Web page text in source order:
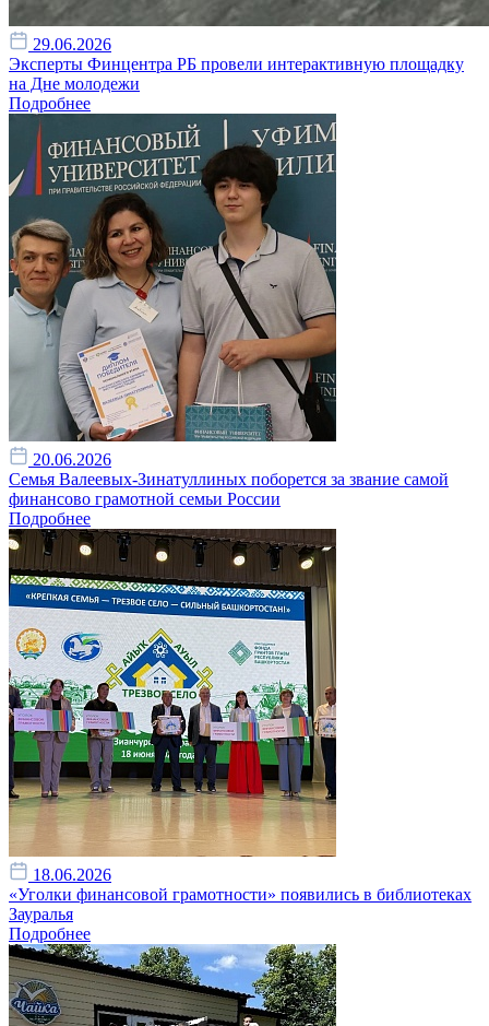
29.06.2026
Эксперты Финцентра РБ провели интерактивную площадку
на Дне молодежи
Подробнее
20.06.2026
Семья Валеевых-Зинатуллиных поборется за звание самой
финансово грамотной семьи России
Подробнее
18.06.2026
«Уголки финансовой грамотности» появились в библиотеках
Зауралья
Подробнее